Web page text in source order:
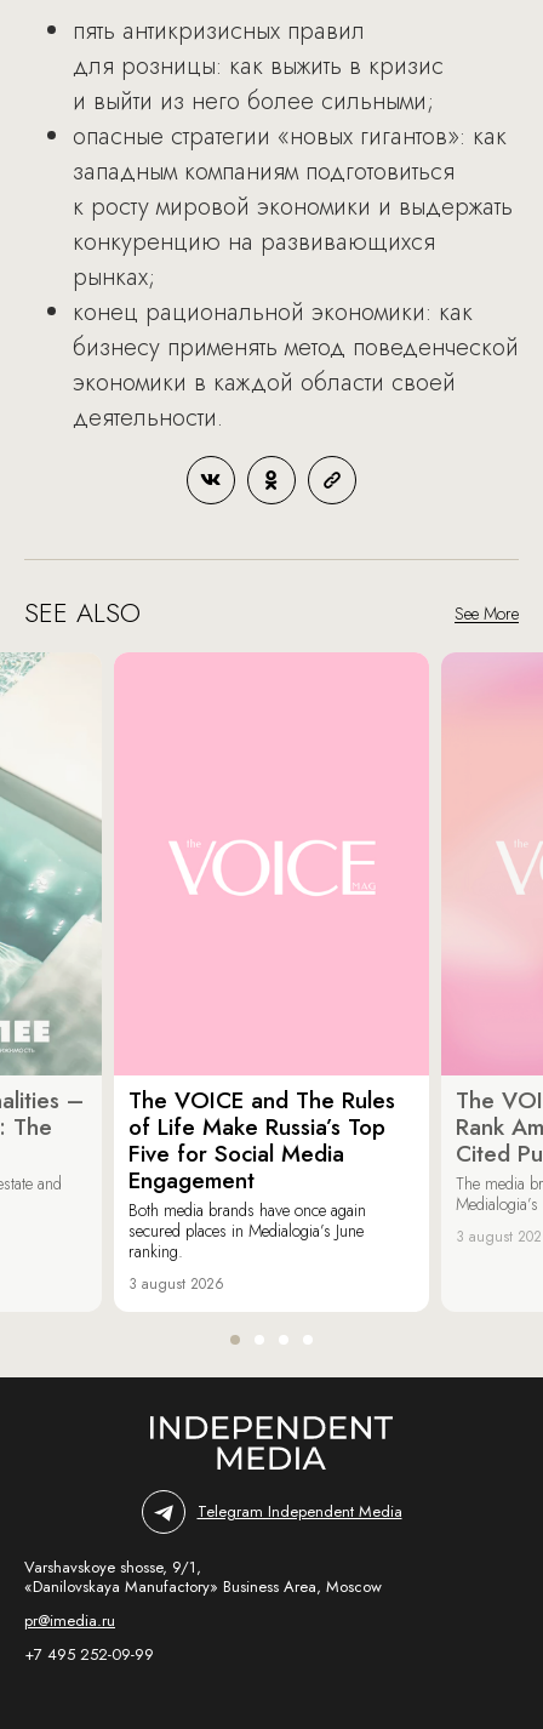
пять антикризисных правил
для розницы: как выжить в кризис
и выйти из него более сильными;
опасные стратегии «новых гигантов»: как
западным компаниям подготовиться
к росту мировой экономики и выдержать
конкуренцию на развивающихся
рынках;
конец рациональной экономики: как
бизнесу применять метод поведенческой
экономики в каждой области своей
деятельности.
SEE ALSO See More
–
The
and
The VOICE and The Rules
of Life Make Russia’s Top
Five for Social Media
Engagement
Both media brands have once again
secured places in Medialogia’s June
ranking.
3 august 2026
The
Rank
Cited
The media
3 august
Telegram Independent Media
Varshavskoye shosse, 9/1,
«Danilovskaya Manufactory» Business Area, Moscow
pr@imedia.ru
+7 495 252-09-99